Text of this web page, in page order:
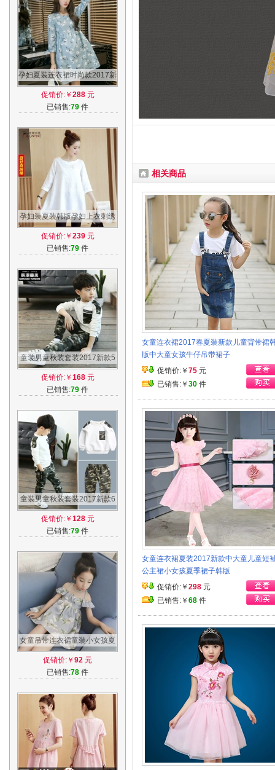
孕妇夏装连衣裙时尚款2017新
款韩版哺乳纯棉中长款上衣孕
妇装春装
促销价:￥ 288元
已销售:79 件
孕妇装夏装韩版孕妇上衣刺绣
花夏季纯棉孕妇裙大码2017春
装时尚潮
促销价:￥ 239元
已销售:79 件
童装男童秋装套装2017新款5
春秋季7迷彩9岁8中大童衣服
儿童韩版潮
促销价:￥ 168元
已销售:79 件
童装男童秋装套装2017新款6
儿童迷彩8岁男孩春秋季韩版
两件套潮衣
促销价:￥ 128元
已销售:79 件
女童吊带连衣裙童装小女孩夏
季荷叶边露肩背心裙公主裙儿
童裙子
促销价:￥ 92 元
已销售:78 件
相关商品
女童连衣裙2017春夏装新款儿童背带裙
版中大童女孩牛仔吊带裙子
促销价:￥ 75 元
已销售:￥ 30 件
女童连衣裙夏装2017新款中大童儿童短
公主裙小女孩夏季裙子韩版
促销价:￥ 298 元
已销售:￥ 68 件